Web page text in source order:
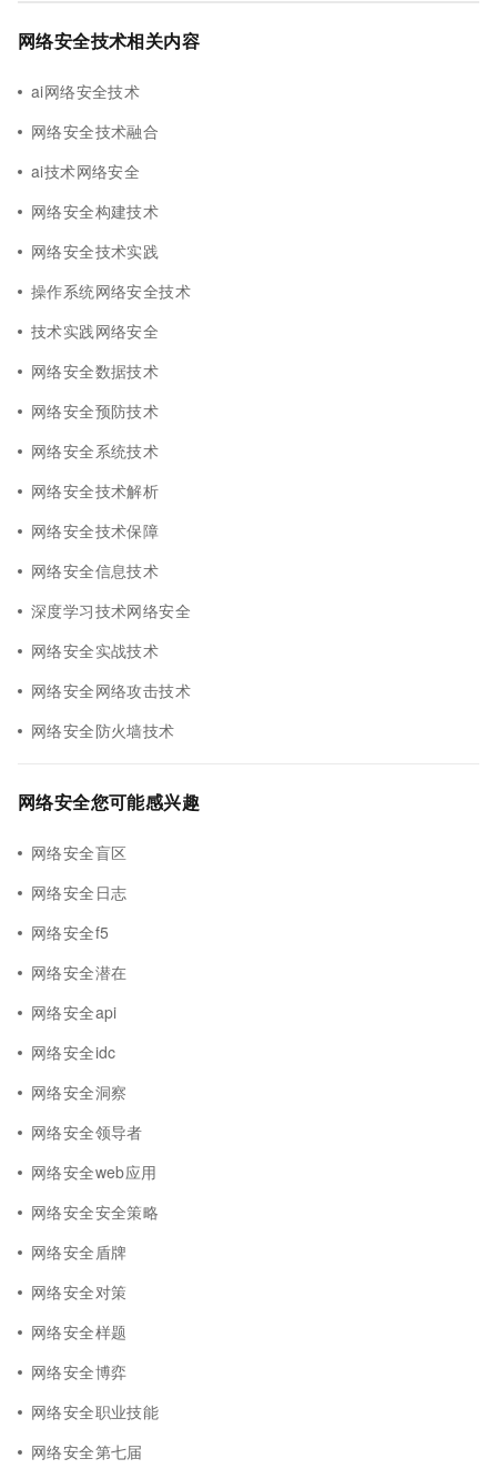
网络安全技术相关内容
ai网络安全技术
网络安全技术融合
ai技术网络安全
网络安全构建技术
网络安全技术实践
操作系统网络安全技术
技术实践网络安全
网络安全数据技术
网络安全预防技术
网络安全系统技术
网络安全技术解析
网络安全技术保障
网络安全信息技术
深度学习技术网络安全
网络安全实战技术
网络安全网络攻击技术
网络安全防火墙技术
网络安全您可能感兴趣
网络安全盲区
网络安全日志
网络安全f5
网络安全潜在
网络安全api
网络安全idc
网络安全洞察
网络安全领导者
网络安全web应用
网络安全安全策略
网络安全盾牌
网络安全对策
网络安全样题
网络安全博弈
网络安全职业技能
网络安全第七届